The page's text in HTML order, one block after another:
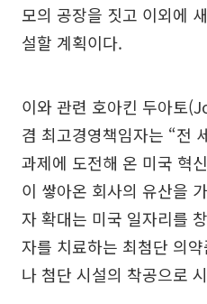
모의 공장을 짓고 이외에
설할 계획이다.
이와 관련 호아킨 두아토
겸 최고경영책임자는 “전
과제에 도전해 온 미국 혁
이 쌓아온 회사의 유산을
자 확대는 미국 일자리를
자를 치료하는 최첨단 의
나 첨단 시설의 착공으로